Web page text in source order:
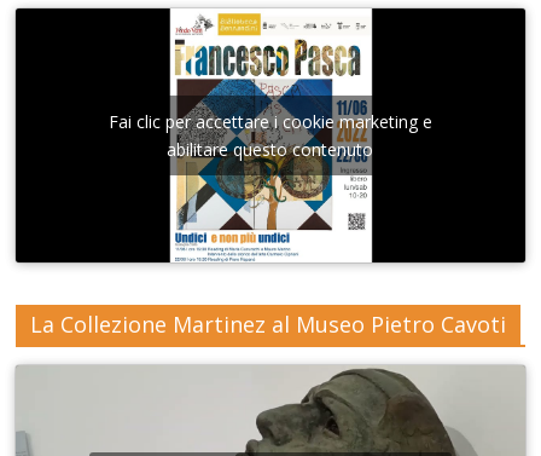
Fai clic per accettare i cookie marketing e
abilitare questo contenuto
La Collezione Martinez al Museo Pietro Cavoti